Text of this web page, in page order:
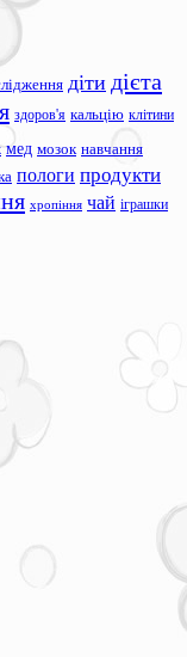
діти дієта
здоров'я кальцію клітини
мед мозок навчання
пологи продукти
хропіння чай іграшки